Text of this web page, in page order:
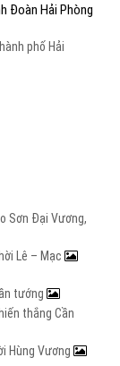
Đoàn Hải Phòng
phố Hải
Sơn Đại Vương,
Lê – Mạc
tướng
thắng Cần
Hùng Vương